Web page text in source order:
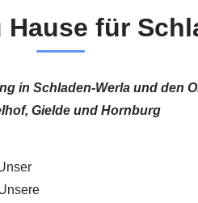
für
in Schladen-Werla und den
Gielde und Hornburg